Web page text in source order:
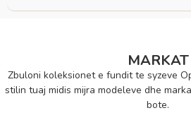
MARKAT
Zbuloni koleksionet e fundit te syzeve
stilin tuaj midis mijra modeleve dhe
bote.